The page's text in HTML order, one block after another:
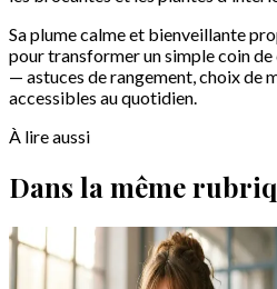
Sa plume calme et bienveillante
pour transformer un simple coin
— astuces de rangement, choix de
accessibles au quotidien.
À lire aussi
Dans la même